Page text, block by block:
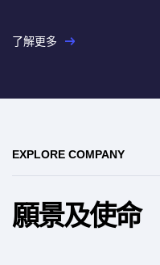
了解更多
EXPLORE COMPANY
願景及使命